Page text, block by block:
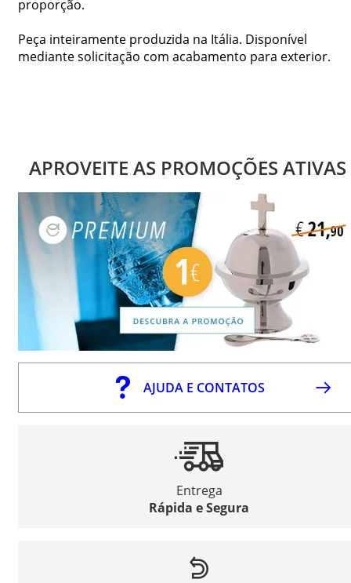
proporção.
Peça inteiramente produzida na Itália. Disponível
mediante solicitação com acabamento para exterior.
APROVEITE AS PROMOÇÕES ATIVAS
AJUDA E CONTATOS
Entrega
Rápida e Segura